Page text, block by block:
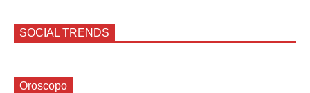
SOCIAL TRENDS
Oroscopo